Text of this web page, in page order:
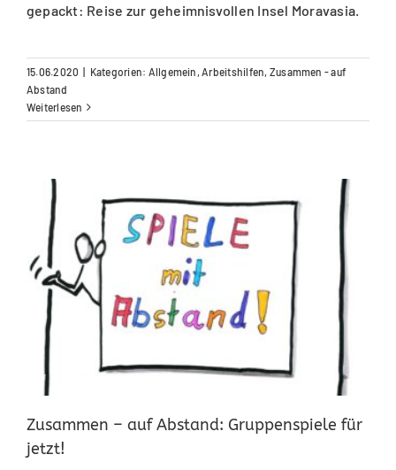
gepackt: Reise zur geheimnisvollen Insel Moravasia.
15.06.2020 | Kategorien: Allgemein Arbeitshilfen Zusammen - auf
Abstand
Weiterlesen
Zusammen – auf Abstand: Gruppenspiele für
jetzt!